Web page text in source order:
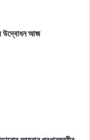
উদ্বোধন আজ